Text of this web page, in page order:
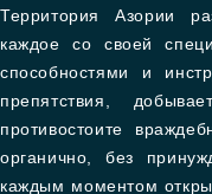
Территория Азории
каждое со своей
способностями и
препятствия,
противостоите
органично, без
каждым моментом